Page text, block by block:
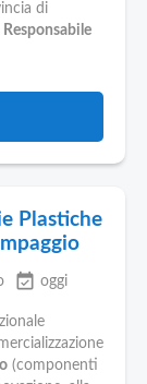
di
Responsabile
Plastiche
event_available oggi
(componenti